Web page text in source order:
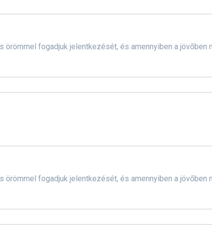
fogadjuk jelentkezését, és amennyiben a jövőben
fogadjuk jelentkezését, és amennyiben a jövőben